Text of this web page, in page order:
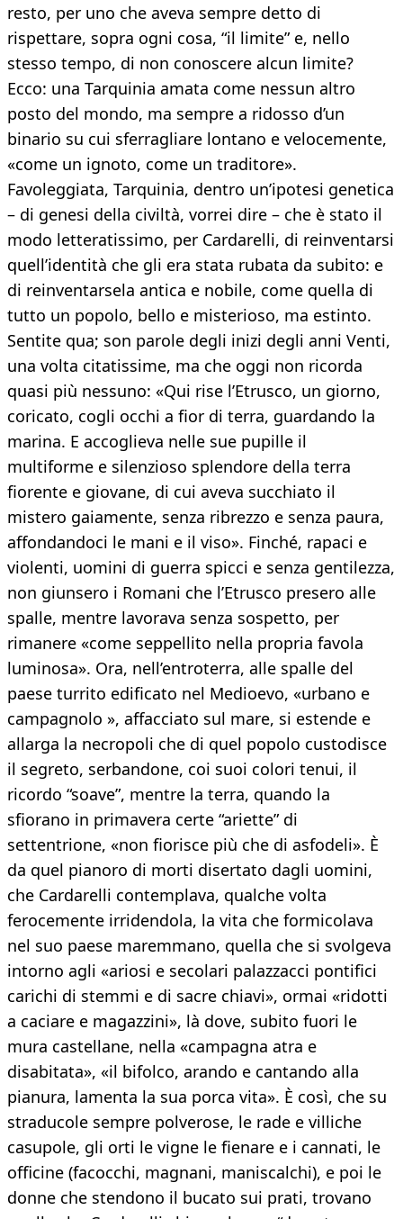
resto, per uno che aveva sempre detto di
rispettare, sopra ogni cosa, “il limite” e, nello
stesso tempo, di non conoscere alcun limite?
Ecco: una Tarquinia amata come nessun altro
posto del mondo, ma sempre a ridosso d’un
binario su cui sferragliare lontano e velocemente,
«come un ignoto, come un traditore».
Favoleggiata, Tarquinia, dentro un’ipotesi genetica
– di genesi della civiltà, vorrei dire – che è stato il
modo letteratissimo, per Cardarelli, di reinventarsi
quell’identità che gli era stata rubata da subito: e
di reinventarsela antica e nobile, come quella di
tutto un popolo, bello e misterioso, ma estinto.
Sentite qua; son parole degli inizi degli anni Venti,
una volta citatissime, ma che oggi non ricorda
quasi più nessuno: «Qui rise l’Etrusco, un giorno,
coricato, cogli occhi a fior di terra, guardando la
marina. E accoglieva nelle sue pupille il
multiforme e silenzioso splendore della terra
fiorente e giovane, di cui aveva succhiato il
mistero gaiamente, senza ribrezzo e senza paura,
affondandoci le mani e il viso». Finché, rapaci e
violenti, uomini di guerra spicci e senza gentilezza,
non giunsero i Romani che l’Etrusco presero alle
spalle, mentre lavorava senza sospetto, per
rimanere «come seppellito nella propria favola
luminosa». Ora, nell’entroterra, alle spalle del
paese turrito edificato nel Medioevo, «urbano e
campagnolo », affacciato sul mare, si estende e
allarga la necropoli che di quel popolo custodisce
il segreto, serbandone, coi suoi colori tenui, il
ricordo “soave”, mentre la terra, quando la
sfiorano in primavera certe “ariette” di
settentrione, «non fiorisce più che di asfodeli». È
da quel pianoro di morti disertato dagli uomini,
che Cardarelli contemplava, qualche volta
ferocemente irridendola, la vita che formicolava
nel suo paese maremmano, quella che si svolgeva
intorno agli «ariosi e secolari palazzacci pontifici
carichi di stemmi e di sacre chiavi», ormai «ridotti
a caciare e magazzini», là dove, subito fuori le
mura castellane, nella «campagna atra e
disabitata», «il bifolco, arando e cantando alla
pianura, lamenta la sua porca vita». È così, che su
straducole sempre polverose, le rade e villiche
casupole, gli orti le vigne le fienare e i cannati, le
officine (facocchi, magnani, maniscalchi), e poi le
donne che stendono il bucato sui prati, trovano